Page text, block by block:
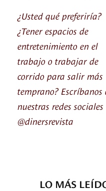
¿Usted qué preferiría?
¿Tener espacios de
entretenimiento en el
trabajo o trabajar de
corrido para salir más
temprano? Escríbanos
nuestras redes sociales
@dinersrevista
LO MÁS